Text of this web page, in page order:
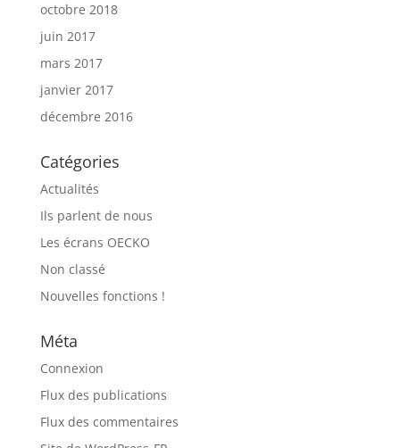
octobre 2018
juin 2017
mars 2017
janvier 2017
décembre 2016
Catégories
Actualités
Ils parlent de nous
Les écrans OECKO
Non classé
Nouvelles fonctions !
Méta
Connexion
Flux des publications
Flux des commentaires